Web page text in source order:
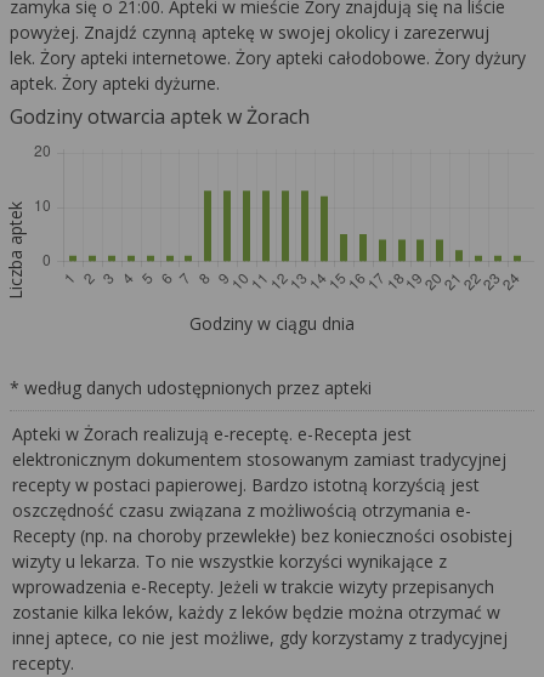
zamyka się o 21:00. Apteki w mieście Żory znajdują się na liście
powyżej. Znajdź czynną aptekę w swojej okolicy i zarezerwuj
lek. Żory apteki internetowe. Żory apteki całodobowe. Żory dyżury
aptek. Żory apteki dyżurne.
Godziny otwarcia aptek w Żorach
Liczba aptek
Godziny w ciągu dnia
* według danych udostępnionych przez apteki
Apteki w Żorach realizują e-receptę. e-Recepta jest
elektronicznym dokumentem stosowanym zamiast tradycyjnej
recepty w postaci papierowej. Bardzo istotną korzyścią jest
oszczędność czasu związana z możliwością otrzymania e-
Recepty (np. na choroby przewlekłe) bez konieczności osobistej
wizyty u lekarza. To nie wszystkie korzyści wynikające z
wprowadzenia e-Recepty. Jeżeli w trakcie wizyty przepisanych
zostanie kilka leków, każdy z leków będzie można otrzymać w
innej aptece, co nie jest możliwe, gdy korzystamy z tradycyjnej
recepty.